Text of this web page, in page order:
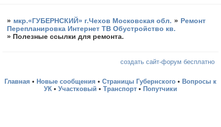
» мкр.«ГУБЕРНСКИЙ» г.Чехов Московская обл. » Ремонт
Перепланировка Интернет ТВ Обустройство кв.
» Полезные ссылки для ремонта.
создать сайт-форум бесплатно
Главная • Новые сообщения • Страницы Губернского • Вопросы к
УК • Участковый • Транспорт • Попутчики